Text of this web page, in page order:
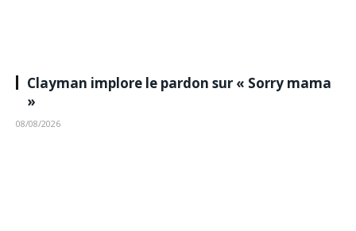
Clayman implore le pardon sur « Sorry mama
»
08/08/2026